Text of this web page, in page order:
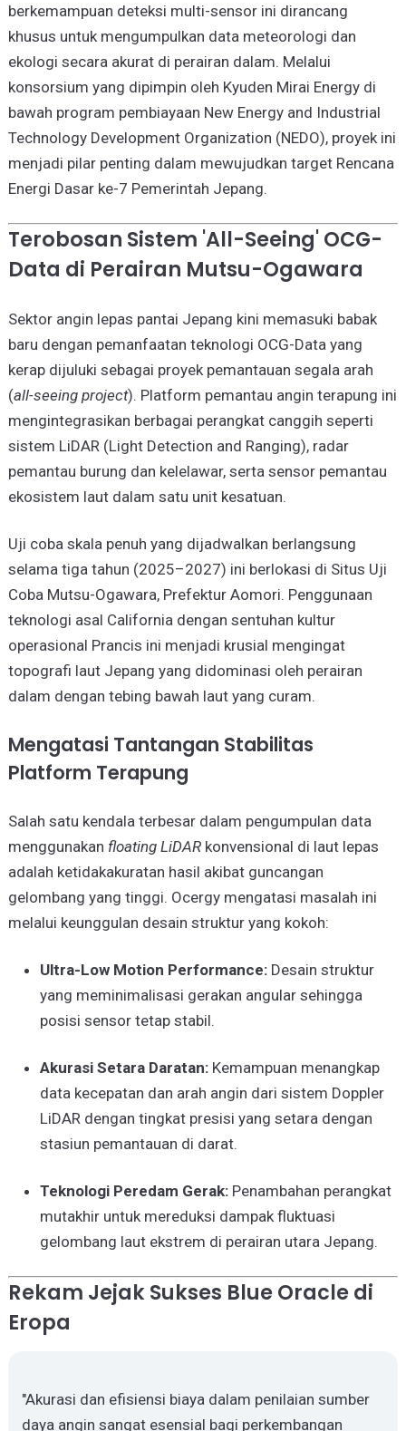
berkemampuan deteksi multi-sensor ini dirancang
khusus untuk mengumpulkan data meteorologi dan
ekologi secara akurat di perairan dalam. Melalui
konsorsium yang dipimpin oleh Kyuden Mirai Energy di
bawah program pembiayaan New Energy and Industrial
Technology Development Organization (NEDO), proyek ini
menjadi pilar penting dalam mewujudkan target Rencana
Energi Dasar ke-7 Pemerintah Jepang.
Terobosan Sistem 'All-Seeing' OCG-
Data di Perairan Mutsu-Ogawara
Sektor angin lepas pantai Jepang kini memasuki babak
baru dengan pemanfaatan teknologi OCG-Data yang
kerap dijuluki sebagai proyek pemantauan segala arah
(all-seeing project). Platform pemantau angin terapung ini
mengintegrasikan berbagai perangkat canggih seperti
sistem LiDAR (Light Detection and Ranging), radar
pemantau burung dan kelelawar, serta sensor pemantau
ekosistem laut dalam satu unit kesatuan.
Uji coba skala penuh yang dijadwalkan berlangsung
selama tiga tahun (2025–2027) ini berlokasi di Situs Uji
Coba Mutsu-Ogawara, Prefektur Aomori. Penggunaan
teknologi asal California dengan sentuhan kultur
operasional Prancis ini menjadi krusial mengingat
topografi laut Jepang yang didominasi oleh perairan
dalam dengan tebing bawah laut yang curam.
Mengatasi Tantangan Stabilitas
Platform Terapung
Salah satu kendala terbesar dalam pengumpulan data
menggunakan floating LiDARkonvensional di laut lepas
adalah ketidakakuratan hasil akibat guncangan
gelombang yang tinggi. Ocergy mengatasi masalah ini
melalui keunggulan desain struktur yang kokoh:
Ultra-Low Motion Performance:Desain struktur
yang meminimalisasi gerakan angular sehingga
posisi sensor tetap stabil.
Akurasi Setara Daratan:Kemampuan menangkap
data kecepatan dan arah angin dari sistem Doppler
LiDAR dengan tingkat presisi yang setara dengan
stasiun pemantauan di darat.
Teknologi Peredam Gerak:Penambahan perangkat
mutakhir untuk mereduksi dampak fluktuasi
gelombang laut ekstrem di perairan utara Jepang.
Rekam Jejak Sukses Blue Oracle di
Eropa
"Akurasi dan efisiensi biaya dalam penilaian sumber
daya angin sangat esensial bagi perkembangan